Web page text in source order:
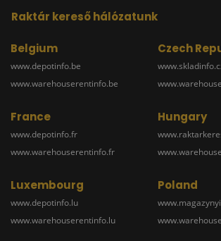
Raktár kereső hálózatunk
Belgium
www.depotinfo.be
www.warehouserentinfo.be
Czech
France
www.depotinfo.fr
www.warehouserentinfo.fr
Hungary
Luxembourg
www.depotinfo.lu
www.warehouserentinfo.lu
Poland